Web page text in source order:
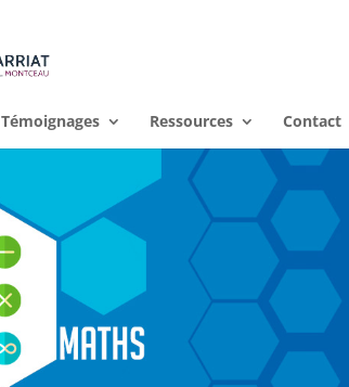
Témoignages Ressources Contact